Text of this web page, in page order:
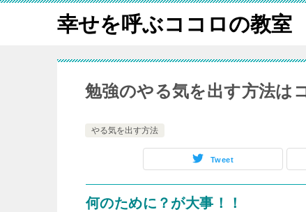
幸せを呼ぶココロの教室
勉強のやる気を出す方法は
やる気を出す方法
Tweet
何のために？が大事！！